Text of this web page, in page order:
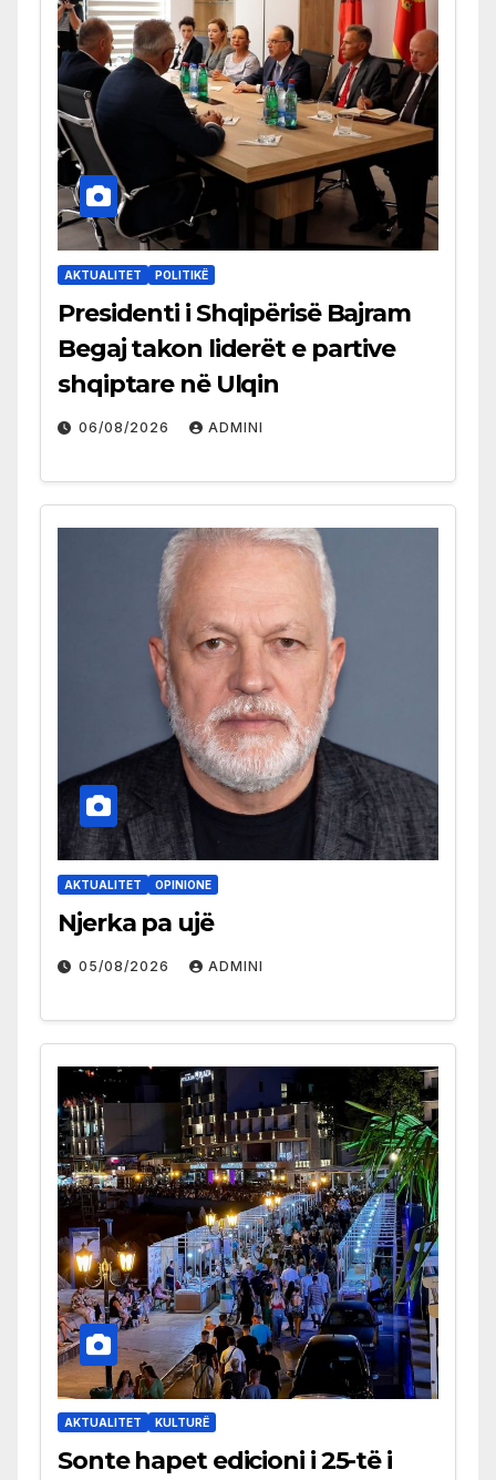
AKTUALITET POLITIKË
Presidenti i Shqipërisë Bajram
Begaj takon liderët e partive
shqiptare në Ulqin
06/08/2026 ADMINI
AKTUALITET OPINIONE
Njerka pa ujë
05/08/2026 ADMINI
AKTUALITET KULTURË
Sonte hapet edicioni i 25-të i